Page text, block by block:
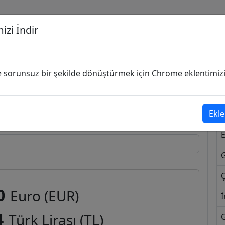
Dönüşecek Kur
Euro (EUR)
Türk Lirası (TL)
İndir
sorunsuz bir şekilde dönüştürmek için Chrome